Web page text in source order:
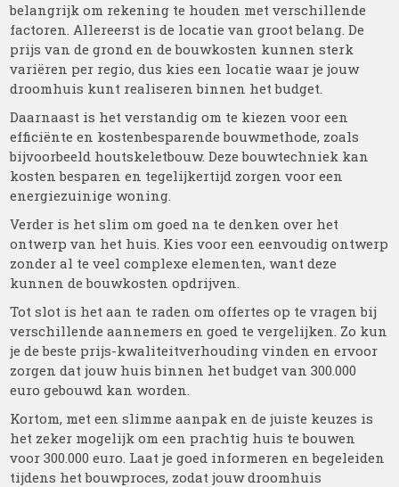
belangrijk om rekening te houden met verschillende
factoren. Allereerst is de locatie van groot belang. De
prijs van de grond en de bouwkosten kunnen sterk
variëren per regio, dus kies een locatie waar je jouw
droomhuis kunt realiseren binnen het budget.
Daarnaast is het verstandig om te kiezen voor een
efficiënte en kostenbesparende bouwmethode, zoals
bijvoorbeeld houtskeletbouw. Deze bouwtechniek kan
kosten besparen en tegelijkertijd zorgen voor een
energiezuinige woning.
Verder is het slim om goed na te denken over het
ontwerp van het huis. Kies voor een eenvoudig ontwerp
zonder al te veel complexe elementen, want deze
kunnen de bouwkosten opdrijven.
Tot slot is het aan te raden om offertes op te vragen bij
verschillende aannemers en goed te vergelijken. Zo kun
je de beste prijs-kwaliteitverhouding vinden en ervoor
zorgen dat jouw huis binnen het budget van 300.000
euro gebouwd kan worden.
Kortom, met een slimme aanpak en de juiste keuzes is
het zeker mogelijk om een prachtig huis te bouwen
voor 300.000 euro. Laat je goed informeren en begeleiden
tijdens het bouwproces, zodat jouw droomhuis